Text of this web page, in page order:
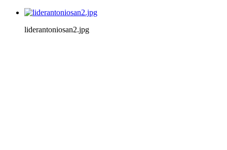
liderantoniosan2.jpg